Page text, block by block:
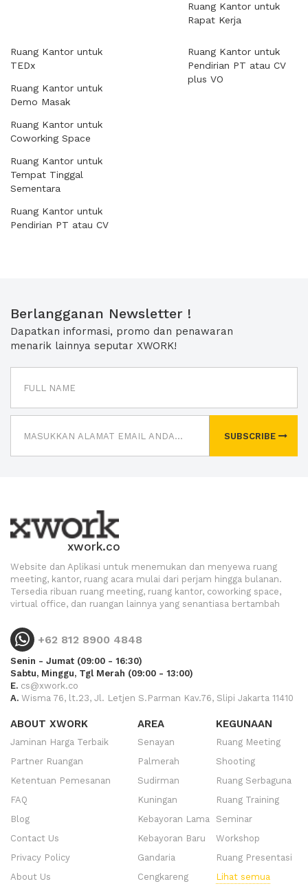
Ruang Kantor untuk
Rapat Kerja
Ruang Kantor untuk
TEDx
Ruang Kantor untuk
Demo Masak
Ruang Kantor untuk
Coworking Space
Ruang Kantor untuk
Tempat Tinggal
Sementara
Ruang Kantor untuk
Pendirian PT atau CV
Ruang Kantor untuk
Pendirian PT atau CV
plus VO
Berlangganan Newsletter !
Dapatkan informasi, promo dan penawaran
menarik lainnya seputar XWORK!
SUBSCRIBE
xwork.co
Website dan Aplikasi untuk menemukan dan menyewa ruang
meeting, kantor, ruang acara mulai dari perjam hingga bulanan.
Tersedia ribuan ruang meeting, ruang kantor, coworking space,
virtual office, dan ruangan lainnya yang senantiasa bertambah
+62 812 8900 4848
Senin - Jumat (09:00 - 16:30)
Sabtu, Minggu, Tgl Merah (09:00 - 13:00)
E. cs@xwork.co
A. Wisma 76, lt.23, Jl. Letjen S.Parman Kav.76, Slipi Jakarta 11410
ABOUT XWORK
Jaminan Harga Terbaik
Partner Ruangan
Ketentuan Pemesanan
FAQ
Blog
Contact Us
Privacy Policy
About Us
AREA
Senayan
Palmerah
Sudirman
Kuningan
Kebayoran Lama
Kebayoran Baru
Gandaria
Cengkareng
KEGUNAAN
Ruang Meeting
Shooting
Ruang Serbaguna
Ruang Training
Seminar
Workshop
Ruang Presentasi
Lihat semua